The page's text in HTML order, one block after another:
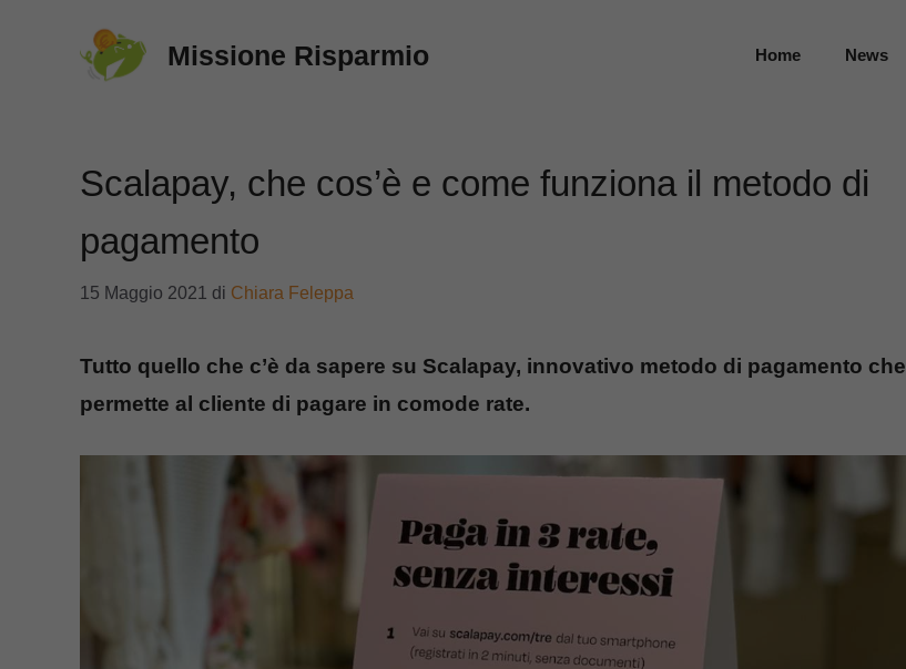
Missione Risparmio Home News
Scalapay, che cos’è e come funziona il metodo di
pagamento
15 Maggio 2021 di Chiara Feleppa
Tutto quello che c’è da sapere su Scalapay, innovativo metodo di pagamento che
permette al cliente di pagare in comode rate.